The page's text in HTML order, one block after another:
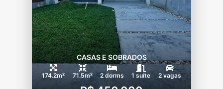
CASAS E SOBRADOS
174.2m² 71.5m² 2 dorms 1 suíte 2 vagas